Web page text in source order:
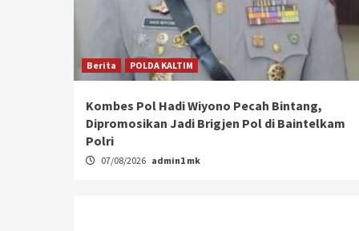
Berita POLDA KALTIM
Kombes Pol Hadi Wiyono Pecah Bintang,
Dipromosikan Jadi Brigjen Pol di Baintelkam
Polri
07/08/2026 admin1 mk